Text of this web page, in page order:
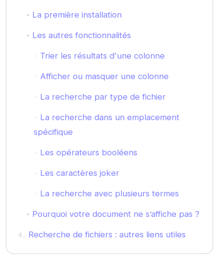
La première installation
Les autres fonctionnalités
Trier les résultats d'une colonne
Afficher ou masquer une colonne
La recherche par type de fichier
La recherche dans un emplacement
spécifique
Les opérateurs booléens
Les caractères joker
La recherche avec plusieurs termes
Pourquoi votre document ne s’affiche pas ?
Recherche de fichiers : autres liens utiles